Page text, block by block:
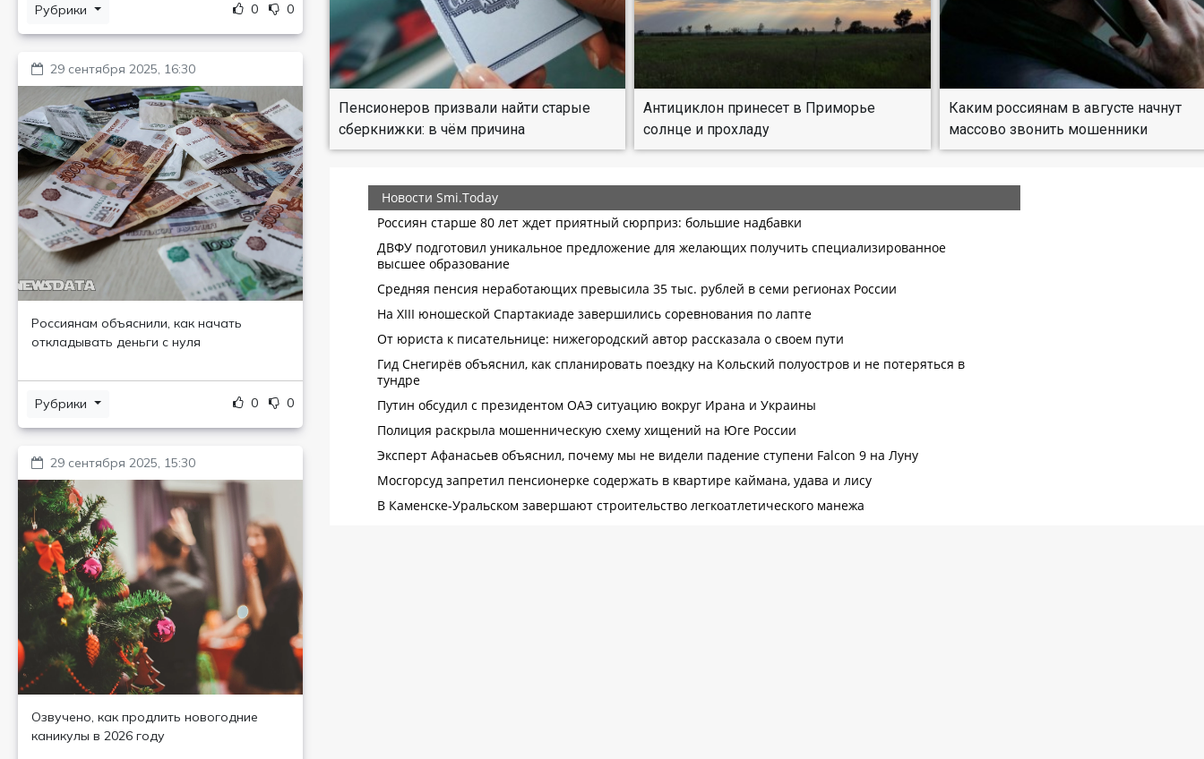
Рубрики 0 0
29 сентября 2025, 16:30
Россиянам объяснили, как начать
откладывать деньги с нуля
Рубрики 0 0
29 сентября 2025, 15:30
Озвучено, как продлить новогодние
каникулы в 2026 году
Пенсионеров призвали найти старые
сберкнижки: в чём причина
Антициклон принесет в Приморье
солнце и прохладу
Каким россиянам в августе начнут
массово звонить мошенники